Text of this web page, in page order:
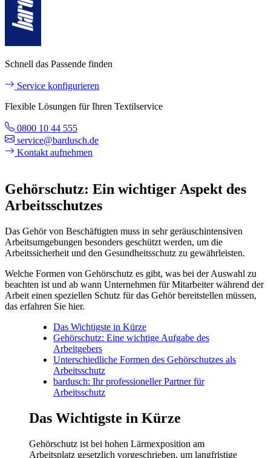
Schnell das Passende finden
Service konfigurieren
Flexible Lösungen für Ihren Textilservice
0800 10 44 555
service@bardusch.de
Kontakt aufnehmen
Gehörschutz: Ein wichtiger Aspekt des
Arbeitsschutzes
Das Gehör von Beschäftigten muss in sehr geräuschintensiven
Arbeitsumgebungen besonders geschützt werden, um die
Arbeitssicherheit und den Gesundheitsschutz zu gewährleisten.
Welche Formen von Gehörschutz es gibt, was bei der Auswahl zu
beachten ist und ab wann Unternehmen für Mitarbeiter während der
Arbeit einen speziellen Schutz für das Gehör bereitstellen müssen,
das erfahren Sie hier.
Das Wichtigste in Kürze
Gehörschutz: Eine wichtige Aufgabe des
Arbeitgebers
Unterschiedliche Formen des Gehörschutzes als
Arbeitsschutz
bardusch: Ihr professioneller Partner für
Arbeitsschutz
Das Wichtigste in Kürze
Gehörschutz ist bei hohen Lärmexposition am
Arbeitsplatz gesetzlich vorgeschrieben, um langfristige